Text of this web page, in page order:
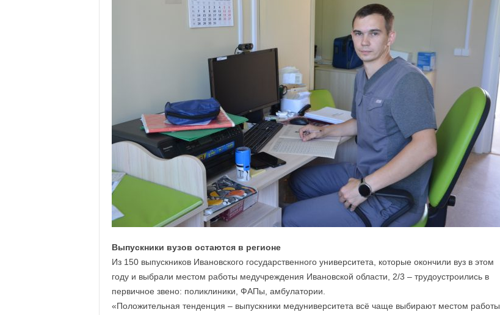
Выпускники вузов остаются в регионе
Из 150 выпускников Ивановского государственного университета, которые окончили вуз в этом
году и выбрали местом работы медучреждения Ивановской области, 2/3 – трудоустроились в
первичное звено: поликлиники, ФАПы, амбулатории.
«Положительная тенденция – выпускники медуниверситета всё чаще выбирают местом работы